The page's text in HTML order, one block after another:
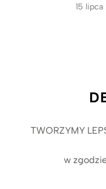
15 lipca
TWORZYMY
w